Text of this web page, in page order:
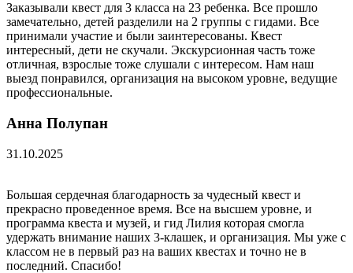
Заказывали квест для 3 класса на 23 ребенка. Все прошло
замечательно, детей разделили на 2 группы с гидами. Все
принимали участие и были заинтересованы. Квест
интересный, дети не скучали. Экскурсионная часть тоже
отличная, взрослые тоже слушали с интересом. Нам наш
выезд понравился, организация на высоком уровне, ведущие
профессиональные.
Анна Полупан
31.10.2025
Большая сердечная благодарность за чудесный квест и
прекрасно проведенное время. Все на высшем уровне, и
программа квеста и музей, и гид Лилия которая смогла
удержать внимание наших 3-клашек, и организация. Мы уже с
классом не в первый раз на ваших квестах и точно не в
последний. Спасибо!